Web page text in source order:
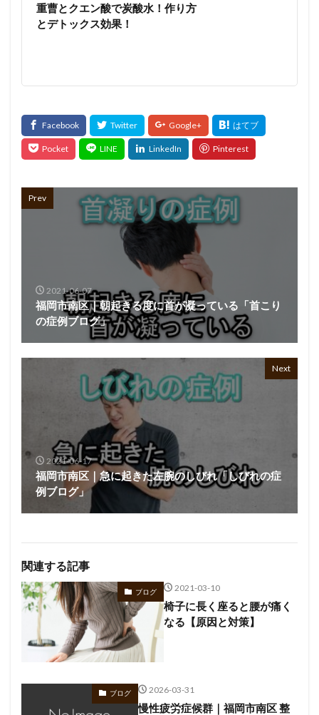
重曹とクエン酸で炭酸水！作り方
とデトックス効果！
Prev
2021-06-07
福岡市南区｜朝起きる度に首が凝っている「首こり
の症例ブログ」
Next
2021-06-17
福岡市南区｜急に起きた左腕のしびれ「しびれの症
例ブログ」
関連する記事
ブログ 2021-03-10
椅子に長く座ると腰が痛く
なる【原因と対策】
ブログ 2026-03-31
慢性疲労症候群｜福岡市南区 整